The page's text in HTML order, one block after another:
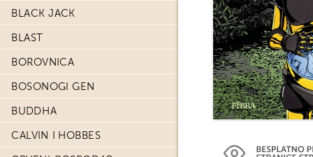
BLACK JACK
BLAST
BOROVNICA
BOSONOGI GEN
BUDDHA
CALVIN I HOBBES